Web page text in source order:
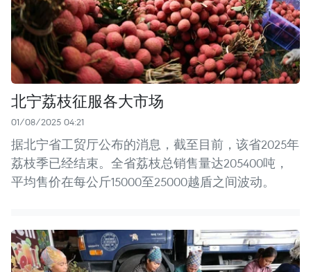
北宁荔枝征服各大市场
01/08/2025 04:21
据北宁省工贸厅公布的消息，截至目前，该省2025年
荔枝季已经结束。全省荔枝总销售量达205400吨，
平均售价在每公斤15000至25000越盾之间波动。